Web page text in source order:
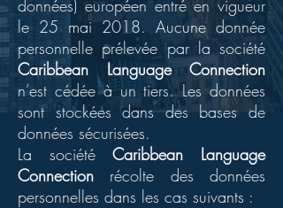
données) européen entré en vigueur
le 25 mai 2018. Aucune donnée
personnelle prélevée par la société
Caribbean Language Connection
n’est cédée à un tiers. Les données
sont stockées dans des bases de
données sécurisées.
La sociétéCaribbean Language
Connection récolte des données
personnelles dans les cas suivants :